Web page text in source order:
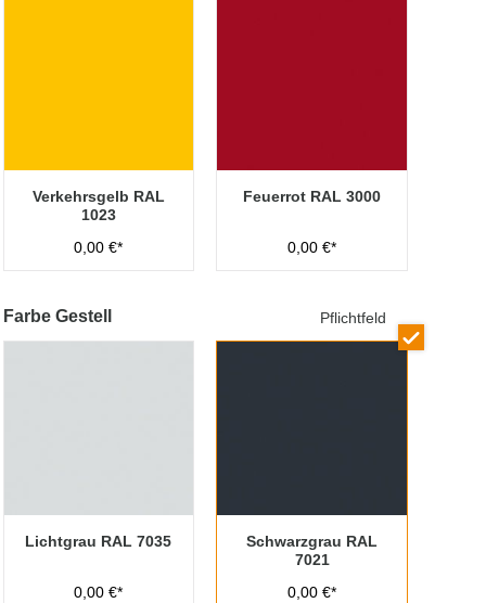
Verkehrsgelb RAL
1023
0,00 €*
Feuerrot RAL 3000
0,00 €*
Farbe Gestell Pflichtfeld
Lichtgrau RAL 7035
0,00 €*
Schwarzgrau RAL
7021
0,00 €*